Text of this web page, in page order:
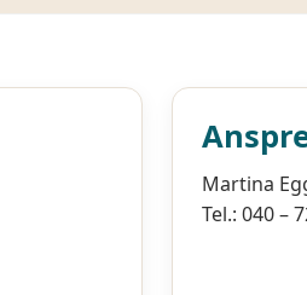
Martina
Tel.: 040 –